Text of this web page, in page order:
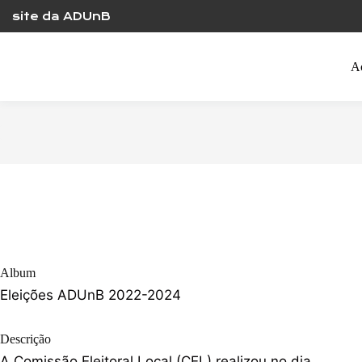
content
site da ADUnB
Album
Eleições ADUnB 2022-2024
Descrição